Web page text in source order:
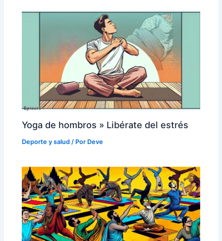
Yoga de hombros » Libérate del estrés
Deporte y salud / Por Deve